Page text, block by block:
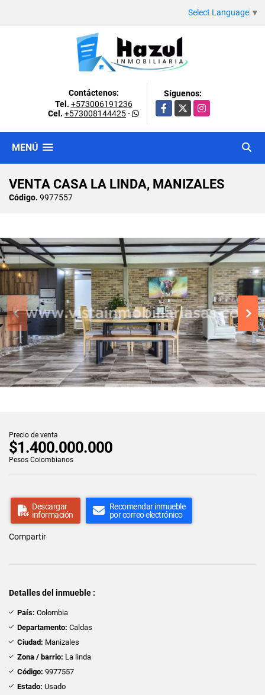
Select Language ▼
Contáctenos:
Tel. +573006191236
Cel. +573008144425-
Síguenos:
Facebook
X Instagram
MENÚ
VENTA CASA LA LINDA, MANIZALES
Código. 9977557
Precio de venta
$1.400.000.000
Pesos Colombianos
Descargar
información
Recomendar inmueble
por correo electrónico
Compartir
Detalles del inmueble :
País: Colombia
Departamento: Caldas
Ciudad: Manizales
Zona / barrio: La linda
Código: 9977557
Estado: Usado